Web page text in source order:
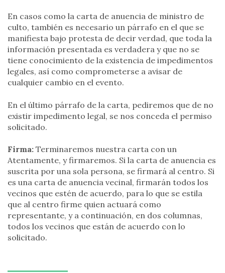
En casos como la carta de anuencia de ministro de
culto, también es necesario un párrafo en el que se
manifiesta bajo protesta de decir verdad, que toda la
información presentada es verdadera y que no se
tiene conocimiento de la existencia de impedimentos
legales, así como comprometerse a avisar de
cualquier cambio en el evento.
En el último párrafo de la carta, pediremos que de no
existir impedimento legal, se nos conceda el permiso
solicitado.
Firma: Terminaremos nuestra carta con un
Atentamente, y firmaremos. Si la carta de anuencia es
suscrita por una sola persona, se firmará al centro. Si
es una carta de anuencia vecinal, firmarán todos los
vecinos que estén de acuerdo, para lo que se estila
que al centro firme quien actuará como
representante, y a continuación, en dos columnas,
todos los vecinos que están de acuerdo con lo
solicitado.